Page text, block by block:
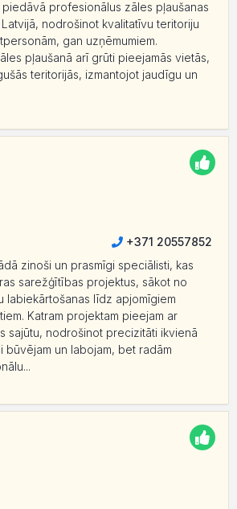
profesionālus zāles pļaušanas
nodrošinot kvalitatīvu teritoriju
gan uzņēmumiem.
pļaušanā arī grūti pieejamās vietās,
teritorijās, izmantojot jaudīgu un
+371 20557852
zinoši un prasmīgi speciālisti, kas
sarežģītības projektus, sākot no
labiekārtošanas līdz apjomīgiem
Katram projektam pieejam ar
sajūtu, nodrošinot precizitāti ikvienā
būvējam un labojam, bet radām